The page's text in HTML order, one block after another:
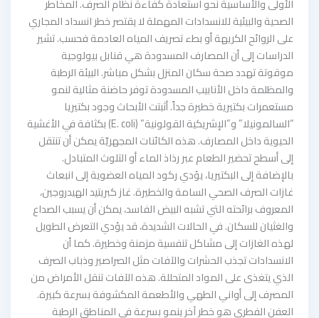
الصحية والبيئية للانسدادات المهملة لا يقتصر خطر انسداد المجاري
على الروائح الكريهة أو بطء تصريف المياه العادمة فحسب. تشير
الدراسات إلى أن المصارف المسدودة هي قنابل بيولوجية
موقوتة تهدد صحة سكان المنزل بشكل مباشر. البيئة الرطبة
والمظلمة داخل الأنابيب المسدودة توفر حاضنة مثالية لنمو
مستعمرات بكتيرية خطيرة جداً. أثبتت الأبحاث وجود بكتيريا
“السالمونيلا” و”الإشريكية القولونية” (E. coli) بكثافة في الأغشية
الحيوية داخل المصارف. هذه الكائنات المجهريّة يمكن أن تنتقل
إلى أسطح تحضير الطعام عبر رذاذ الماء أو التلوث المتبادل.
بالإضافة إلى البكتيريا، يؤدي ركود المياه العضوية إلى انبعاث
غازات الصرف الصحي السامة والخطيرة. غاز كبريتيد الهيدروجين،
المعروف برائحته التي تشبه البيض الفاسد، يمكن أن يسبب الصداع
والغثيان للسكان. في الحالات الشديدة، قد يؤدي التعرض الطويل
لهذه الغازات إلى مشاكل تنفسية مزمنة وخطيرة. كما أن
الانسدادات تجذب الحشرات والآفات مثل الصراصير وذباب الصرف
الذي يتغذى على المواد المتحللة. هذه الآفات تنقل الأمراض من
المصرف إلى أواني الطهي والأطعمة المكشوفة بسرعة كبيرة.
العفن الفطري هو خطر آخر ينمو بسرعة في المناطق الرطبة